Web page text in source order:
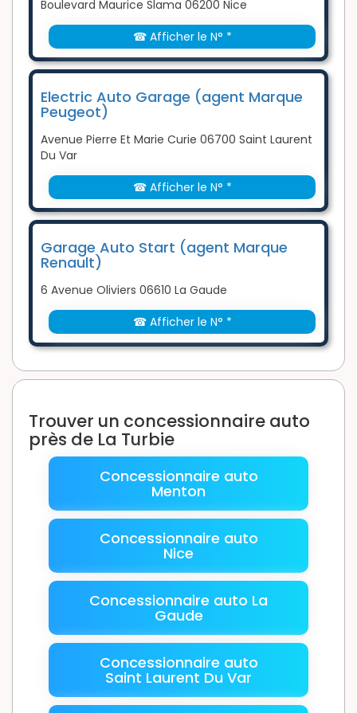
Boulevard Maurice Slama 06200 Nice
☎ Afficher le N° *
Electric Auto Garage (agent Marque
Peugeot)
Avenue Pierre Et Marie Curie 06700 Saint Laurent
Du Var
☎ Afficher le N° *
Garage Auto Start (agent Marque
Renault)
6 Avenue Oliviers 06610 La Gaude
☎ Afficher le N° *
Trouver un concessionnaire auto
près de La Turbie
Concessionnaire auto
Menton
Concessionnaire auto
Nice
Concessionnaire auto La
Gaude
Concessionnaire auto
Saint Laurent Du Var